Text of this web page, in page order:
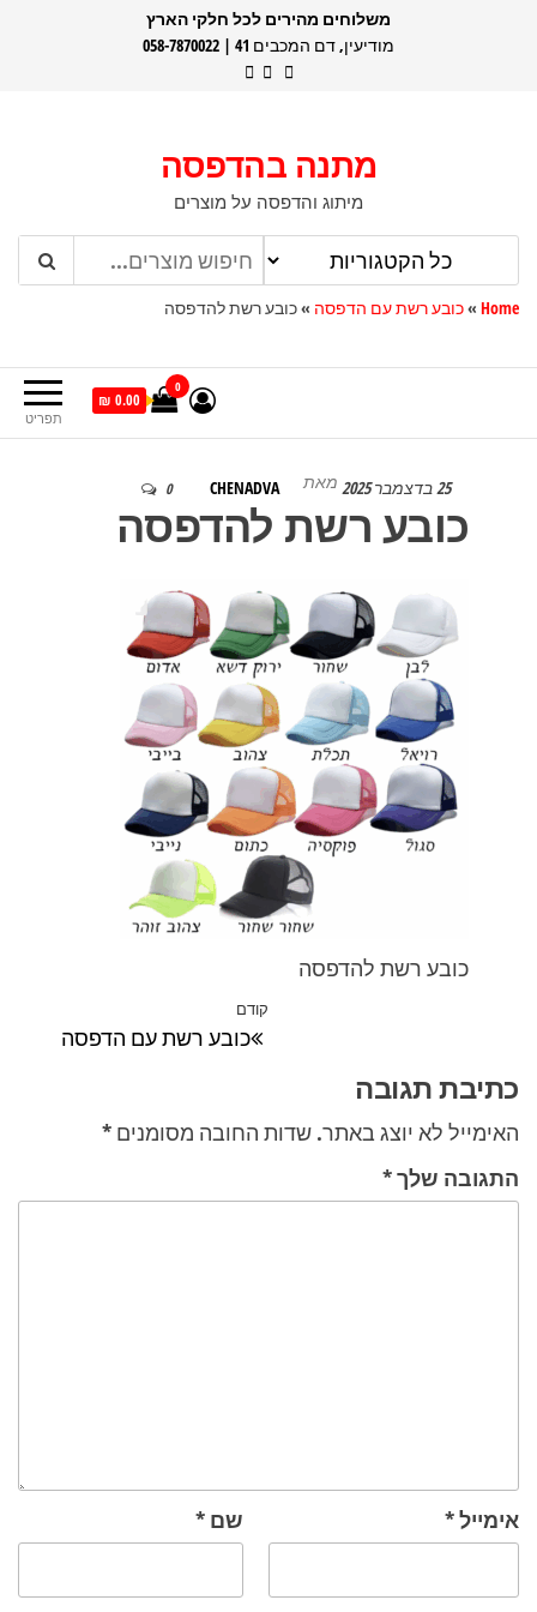
משלוחים מהירים לכל חלקי הארץ
מודיעין, דם המכבים 41 | 058-7870022
מתנה בהדפסה
מיתוג והדפסה על מוצרים
Home
»כובע רשת עם הדפסה »כובע רשת להדפסה
תפריט
0
0.00 ₪
25 בדצמבר 2025 מאת CHENADVA
0
כובע רשת להדפסה
כובע רשת להדפסה
הפוסט
הקודם
קודם
כובע רשת עם הדפסה
כתיבת תגובה
האימייל לא יוצג באתר. שדות החובה מסומנים *
התגובה שלך*
שם * אימייל*